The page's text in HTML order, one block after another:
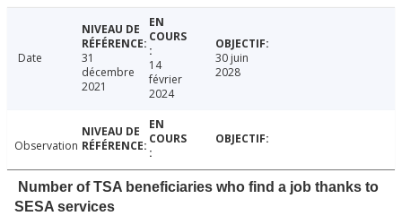
Date
31
décembre
2021
14
février
2024
30 juin
2028
Observation
Number of TSA beneficiaries who find a job thanks to
SESA services